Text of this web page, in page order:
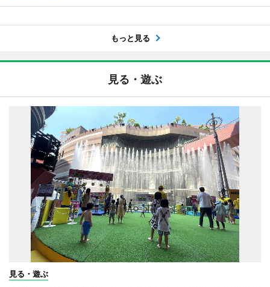
もっと見る
見る・遊ぶ
見る・遊ぶ